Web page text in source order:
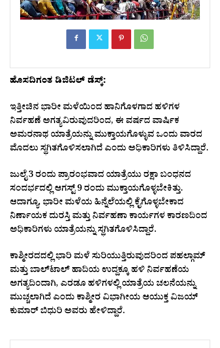
ಹೊಸದಿಗಂತ ಡಿಜಿಟಲ್‌ ಡೆಸ್ಕ್‌:
ಇತ್ತೀಚಿನ ಭಾರೀ ಮಳೆಯಿಂದ ಹಾನಿಗೊಳಗಾದ ಹಳಿಗಳ
ನಿರ್ವಹಣೆ ಅಗತ್ಯವಿರುವುದರಿಂದ, ಈ ವರ್ಷದ ವಾರ್ಷಿಕ
ಅಮರನಾಥ ಯಾತ್ರೆಯನ್ನು ಮುಕ್ತಾಯಗೊಳ್ಳುವ ಒಂದು ವಾರದ
ಮೊದಲು ಸ್ಥಗಿತಗೊಳಿಸಲಾಗಿದೆ ಎಂದು ಅಧಿಕಾರಿಗಳು ತಿಳಿಸಿದ್ದಾರೆ.
ಜುಲೈ 3 ರಂದು ಪ್ರಾರಂಭವಾದ ಯಾತ್ರೆಯು ರಕ್ಷಾ ಬಂಧನದ
ಸಂದರ್ಭದಲ್ಲಿ ಆಗಸ್ಟ್ 9 ರಂದು ಮುಕ್ತಾಯಗೊಳ್ಳಬೇಕಿತ್ತು.
ಆದಾಗ್ಯೂ, ಭಾರೀ ಮಳೆಯ ಹಿನ್ನೆಲೆಯಲ್ಲಿ ಕೈಗೊಳ್ಳಬೇಕಾದ
ನಿರ್ಣಾಯಕ ದುರಸ್ತಿ ಮತ್ತು ನಿರ್ವಹಣಾ ಕಾರ್ಯಗಳ ಕಾರಣದಿಂದ
ಅಧಿಕಾರಿಗಳು ಯಾತ್ರೆಯನ್ನು ಸ್ಥಗಿತಗೊಳಿಸಿದ್ದಾರೆ.
ಕಾಶ್ಮೀರದದಲ್ಲಿ ಭಾರಿ ಮಳೆ ಸುರಿಯುತ್ತಿರುವುದರಿಂದ ಪಹಲ್ಗಾಮ್
ಮತ್ತು ಬಾಲ್‌ಟಾಲ್ ಹಾದಿಯ ಉದ್ದಕ್ಕೂ ಹಳಿ ನಿರ್ವಹಣೆಯ
ಅಗತ್ಯದಿಂದಾಗಿ, ಎರಡೂ ಹಳಿಗಳಲ್ಲಿ ಯಾತ್ರೆಯ ಚಲನೆಯನ್ನು
ಮುಚ್ಚಲಾಗಿದೆ ಎಂದು ಕಾಶ್ಮೀರ ವಿಭಾಗೀಯ ಆಯುಕ್ತ ವಿಜಯ್
ಕುಮಾರ್ ಬಿಧುರಿ ಅವರು ಹೇಳಿದ್ದಾರೆ.